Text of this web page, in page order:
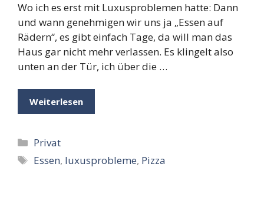
Wo ich es erst mit Luxusproblemen hatte: Dann
und wann genehmigen wir uns ja „Essen auf
Rädern“, es gibt einfach Tage, da will man das
Haus gar nicht mehr verlassen. Es klingelt also
unten an der Tür, ich über die …
Weiterlesen
Kategorien
Privat
Schlagwörter
Essen, luxusprobleme, Pizza